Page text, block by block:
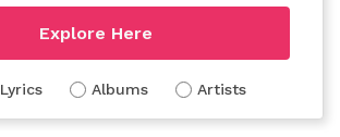
Explore Here
Lyrics Albums Artists